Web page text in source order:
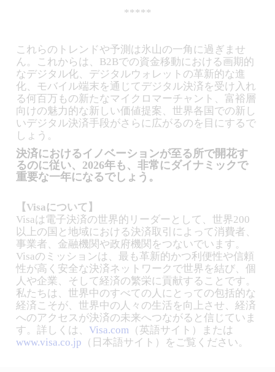
*****
これらのトレンドや予測は氷山の一角に過ぎませ
ん。これからは、B2Bでの資金移動における画期的
なデジタル化、デジタルウォレットの革新的な進
化、モバイル端末を通じてデジタル決済を受け入れ
る何百万もの新たなマイクロマーチャント、富裕層
向けの魅力的な新しい価値提案、世界各国での新し
いデジタル決済手段がさらに広がるのを目にするで
しょう。
決済におけるイノベーションが至る所で開花す
るのに従い、2026年も、非常にダイナミックで
重要な一年になるでしょう。
【Visaについて】
Visaは電子決済の世界的リーダーとして、世界200
以上の国と地域における決済取引によって消費者、
事業者、金融機関や政府機関をつないでいます。
Visaのミッションは、最も革新的かつ利便性や信頼
性が高く安全な決済ネットワークで世界を結び、個
人や企業、そして経済の繁栄に貢献することです。
私たちは、世界中のすべての人にとっての包括的な
経済こそが、世界中の人々の生活を向上させ、経済
へのアクセスが決済の未来へつながると信じていま
す。詳しくは、Visa.com （英語サイト）または
www.visa.co.jp （日本語サイト）をご覧ください。